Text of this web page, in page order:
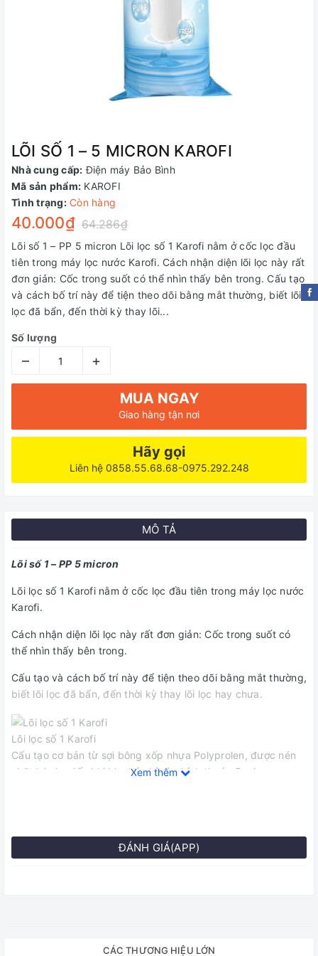
LÕI SỐ 1 – 5 MICRON KAROFI
Nhà cung cấp: Điện máy Bảo Bình
Mã sản phẩm: KAROFI
Tình trạng: Còn hàng
40.000₫ 64.286₫
Lõi số 1 – PP 5 micron Lõi lọc số 1 Karofi nằm ở cốc lọc đầu
tiên trong máy lọc nước Karofi. Cách nhận diện lõi lọc này rất
đơn giản: Cốc trong suốt có thể nhìn thấy bên trong. Cấu tạo
và cách bố trí này để tiện theo dõi bằng mắt thường, biết lõi
lọc đã bẩn, đến thời kỳ thay lõi...
Số lượng
– +
MUA NGAY
Giao hàng tận nơi
Hãy gọi
Liên hệ 0858.55.68.68-0975.292.248
MÔ TẢ
Lõi số 1 – PP 5 micron
Lõi lọc số 1 Karofi nằm ở cốc lọc đầu tiên trong máy lọc nước
Karofi.
Cách nhận diện lõi lọc này rất đơn giản: Cốc trong suốt có
thể nhìn thấy bên trong.
Cấu tạo và cách bố trí này để tiện theo dõi bằng mắt thường,
biết lõi lọc đã bẩn, đến thời kỳ thay lõi lọc hay chưa.
Lõi lọc số 1 Karofi
Cấu tạo cơ bản từ sợi bông xốp nhựa Polyprolen, được nén
chặt lại cho đến khi khe hở chỉ còn kích thước 5 micron
có kích thước lớn hơn 5 micron sẽ được giữ lại ở lõi lọc này.
Xem thêm
ĐÁNH GIÁ(APP)
CÁC THƯƠNG HIỆU LỚN